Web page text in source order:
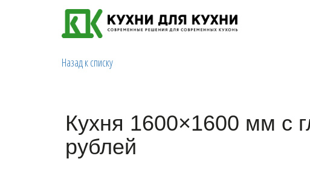
Назад к списку
Кухня 1600×1600 мм с
рублей